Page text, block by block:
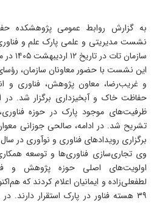
به گزارش روابط عمومی پژوهشکده
نشست مدیریتی و علمی پارک علم و
سازمان تات در تاریخ ۱۲ اردیبهشت ۱۴۰۵ در محل این پارک برگزار شد.
این نشست با حضور معاونان سازمان،
و غریب‌رضا، معاون پژوهش، فناوری و
حفاظت خاک و آبخیزداری برگزار شد. در
ظرفیت‌های موجود پارک در حوزه
تشریح شد. در ادامه، صالحی جوزانی
برگزاری رویدادهای فناوری و نوآوری در
وی تجاری‌سازی فناوری‌ها و توسعه
اولویت‌های اصلی حوزه پژوهش و
۳۹ هسته فناور در پارک استقرار